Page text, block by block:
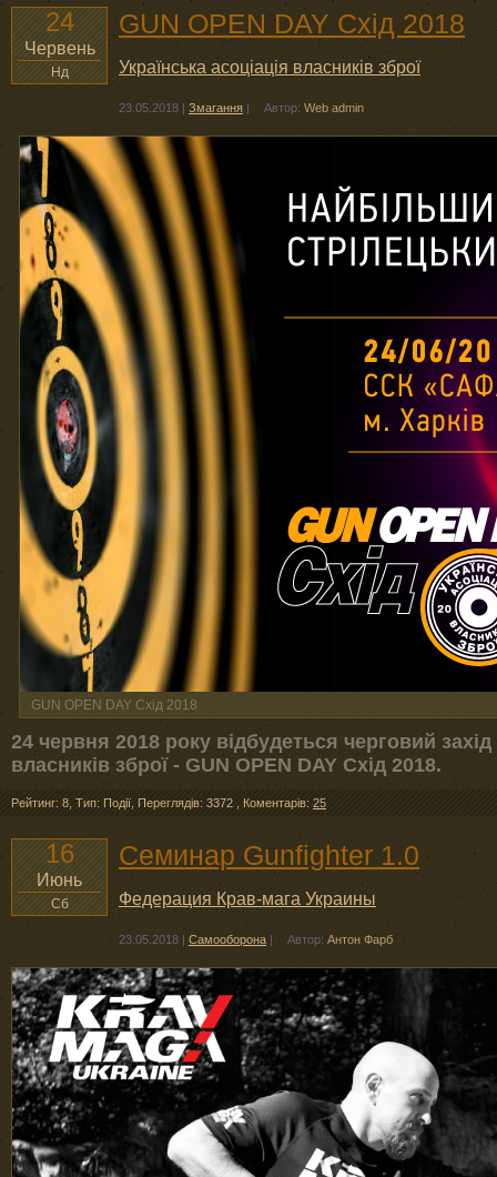
24
Червень
Нд
GUN OPEN DAY Схід 2018
Українська асоціація власників зброї
23.05.2018 | Змагання | Автор: Web admin
GUN OPEN DAY Схід 2018
24 червня 2018 року відбудеться черговий захід
власників зброї - GUN OPEN DAY Схід 2018.
Рейтинг: 8 Тип: Події Переглядів: 3372 Коментарів: 25
16
Июнь
Сб
Семинар Gunfighter 1.0
Федерация Крав-мага Украины
23.05.2018 | Самооборона | Автор: Антон Фарб